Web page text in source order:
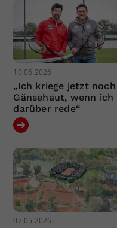
10.06.2026
„Ich kriege jetzt noch
Gänsehaut, wenn ich
darüber rede“
07.05.2026